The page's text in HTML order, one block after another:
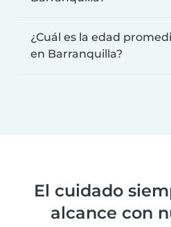
¿Cuál es la edad
en Barranquilla?
El cuidado
alcance con